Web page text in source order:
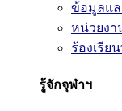
ข้อมูลแ
หน่วยงา
ร้องเรีย
รู้จักจุฬาฯ